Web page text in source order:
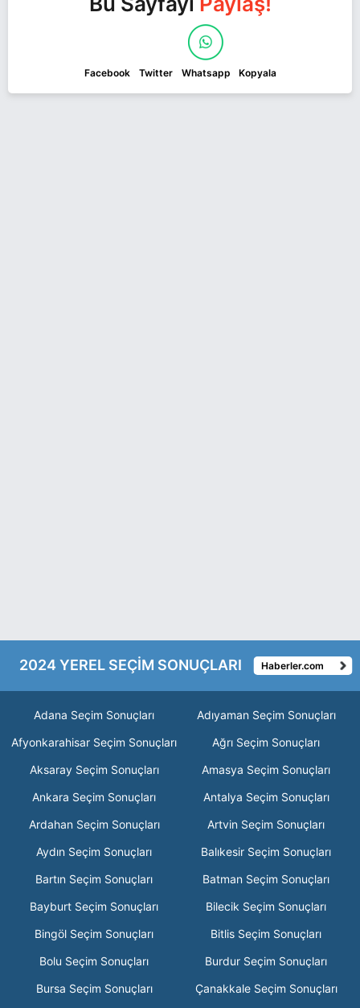
Facebook Twitter Whatsapp Kopyala
2024 YEREL SEÇİM SONUÇLARI Haberler.com
Adana Seçim Sonuçları
Adıyaman Seçim Sonuçları
Afyonkarahisar Seçim Sonuçları
Ağrı Seçim Sonuçları
Aksaray Seçim Sonuçları
Amasya Seçim Sonuçları
Ankara Seçim Sonuçları
Antalya Seçim Sonuçları
Ardahan Seçim Sonuçları
Artvin Seçim Sonuçları
Aydın Seçim Sonuçları
Balıkesir Seçim Sonuçları
Bartın Seçim Sonuçları
Batman Seçim Sonuçları
Bayburt Seçim Sonuçları
Bilecik Seçim Sonuçları
Bingöl Seçim Sonuçları
Bitlis Seçim Sonuçları
Bolu Seçim Sonuçları
Burdur Seçim Sonuçları
Bursa Seçim Sonuçları
Çanakkale Seçim Sonuçları